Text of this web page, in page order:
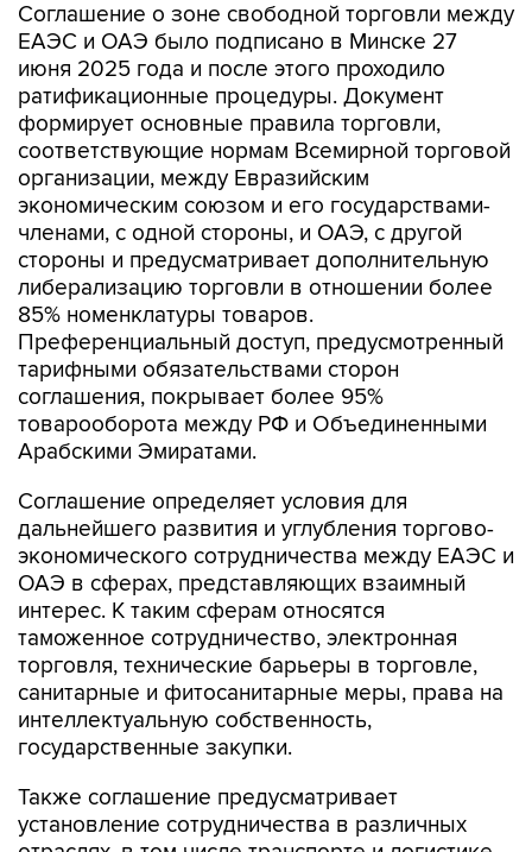
Соглашение о зоне свободной торговли между
ЕАЭС и ОАЭ было подписано в Минске 27
июня 2025 года и после этого проходило
ратификационные процедуры. Документ
формирует основные правила торговли,
соответствующие нормам Всемирной торговой
организации, между Евразийским
экономическим союзом и его государствами-
членами, с одной стороны, и ОАЭ, с другой
стороны и предусматривает дополнительную
либерализацию торговли в отношении более
85% номенклатуры товаров.
Преференциальный доступ, предусмотренный
тарифными обязательствами сторон
соглашения, покрывает более 95%
товарооборота между РФ и Объединенными
Арабскими Эмиратами.
Соглашение определяет условия для
дальнейшего развития и углубления торгово-
экономического сотрудничества между ЕАЭС и
ОАЭ в сферах, представляющих взаимный
интерес. К таким сферам относятся
таможенное сотрудничество, электронная
торговля, технические барьеры в торговле,
санитарные и фитосанитарные меры, права на
интеллектуальную собственность,
государственные закупки.
Также соглашение предусматривает
установление сотрудничества в различных